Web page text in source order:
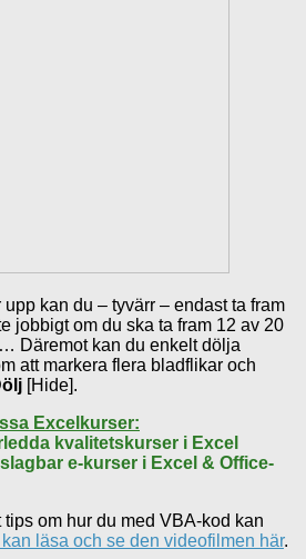
upp kan du – tyvärr – endast ta fram
jobbigt om du ska ta fram 12 av 20
Däremot kan du enkelt dölja
att markera flera bladflikar och
[Hide].
Excelkurser:
kvalitetskurser i Excel
e-kurser i Excel & Office-
om hur du med VBA-kod kan
kan läsa och se den videofilmen här.